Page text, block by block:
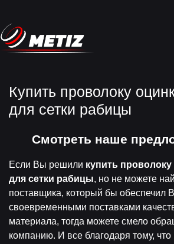
Купить проволоку
для сетки рабицы
Смотреть наше
Если Вы решили купить
для сетки рабицы, но не можете
поставщика, который бы обеспечил
своевременными поставками
материала, тогда можете смело
компанию. И все благодаря тому,